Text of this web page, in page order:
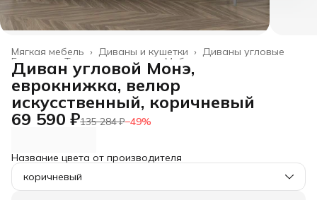
Диваны угловые
Диваны и кушетки ›
Мягкая мебель ›
Мебель
Товары для дома ›
Главная
Диван угловой Монэ,
еврокнижка, велюр
искусственный, коричневый
69 590 ₽135 284 ₽−49%
Название цвета от производителя
коричневый